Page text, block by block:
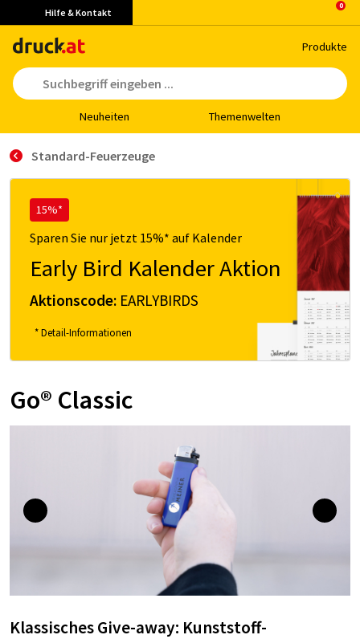
Hilfe & Kontakt
Pro­duk­te
Neu­hei­ten The­men­wel­ten
Standard-Feuerzeuge
15%*
Sparen Sie nur jetzt 15%* auf Kalender
Early Bird Kalender Aktion
Aktionscode: EARLYBIRDS
* Detail-Informationen
Go® Classic
Klassisches Give-away: Kunststoff-